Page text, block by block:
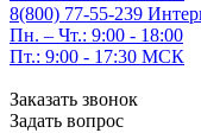
8(800) 77-55-239
Пн. – Чт.: 9:00 - 18:00
Пт.: 9:00 - 17:30 МСК
Заказать звонок
Задать вопрос